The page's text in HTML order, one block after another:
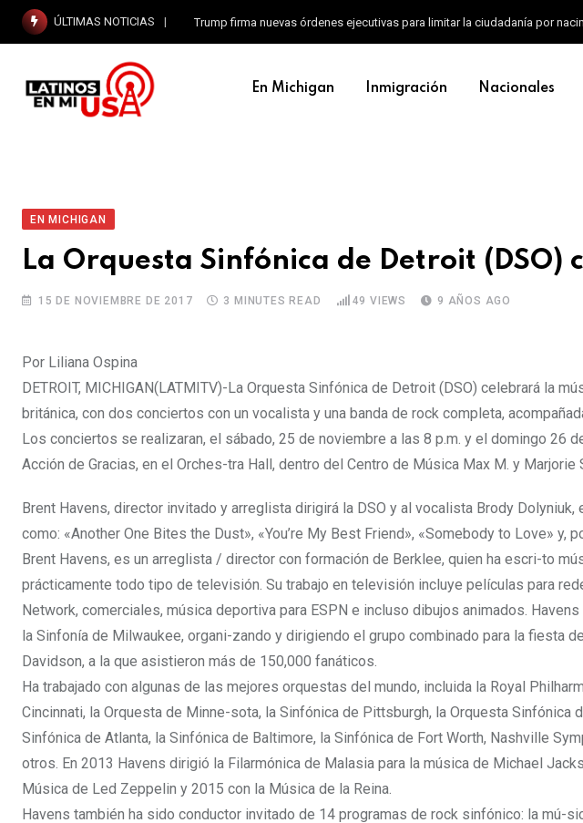
ÚLTIMAS NOTICIAS Trump firma nuevas órdenes ejecutivas para limitar la ciudadanía por
En Michigan Inmigración Nacionales
EN MICHIGAN
La Orquesta Sinfónica de Detroit
15 DE NOVIEMBRE DE 2017 3 MINUTES READ 49 VIEWS 9 AÑOS AGO
Por Liliana Ospina
DETROIT, MICHIGAN(LATMITV)-La Orquesta Sinfónica de Detroit (DSO) celebrará la
británica, con dos conciertos con un vocalista y una banda de rock completa,
Los conciertos se realizaran, el sábado, 25 de noviembre a las 8 p.m. y el domingo 26
Acción de Gracias, en el Orches-tra Hall, dentro del Centro de Música Max M. y
Brent Havens, director invitado y arreglista dirigirá la DSO y al vocalista Brody
como: «Another One Bites the Dust», «You’re My Best Friend», «Somebody to Love» y,
Brent Havens, es un arreglista / director con formación de Berklee, quien ha escri-to
prácticamente todo tipo de televisión. Su trabajo en televisión incluye películas para
Network, comerciales, música deportiva para ESPN e incluso dibujos animados.
la Sinfonía de Milwaukee, organi-zando y dirigiendo el grupo combinado para la fiesta
Davidson, a la que asistieron más de 150,000 fanáticos.
Ha trabajado con algunas de las mejores orquestas del mundo, incluida la Royal
Cincinnati, la Orquesta de Minne-sota, la Sinfónica de Pittsburgh, la Orquesta Sinfónica
Sinfónica de Atlanta, la Sinfónica de Baltimore, la Sinfónica de Fort Worth, Nashville
otros. En 2013 Havens dirigió la Filarmónica de Malasia para la música de Michael
Música de Led Zeppelin y 2015 con la Música de la Reina.
Havens también ha sido conductor invitado de 14 programas de rock sinfónico: la mú-